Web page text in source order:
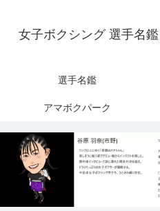
女子ボクシング 選手名
選手名鑑
アマボクパーク